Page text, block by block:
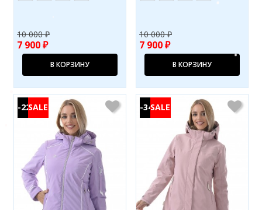
10 000 ₽
7 900 ₽
В КОРЗИНУ
10 000 ₽
7 900 ₽
В КОРЗИНУ
-22% -34%